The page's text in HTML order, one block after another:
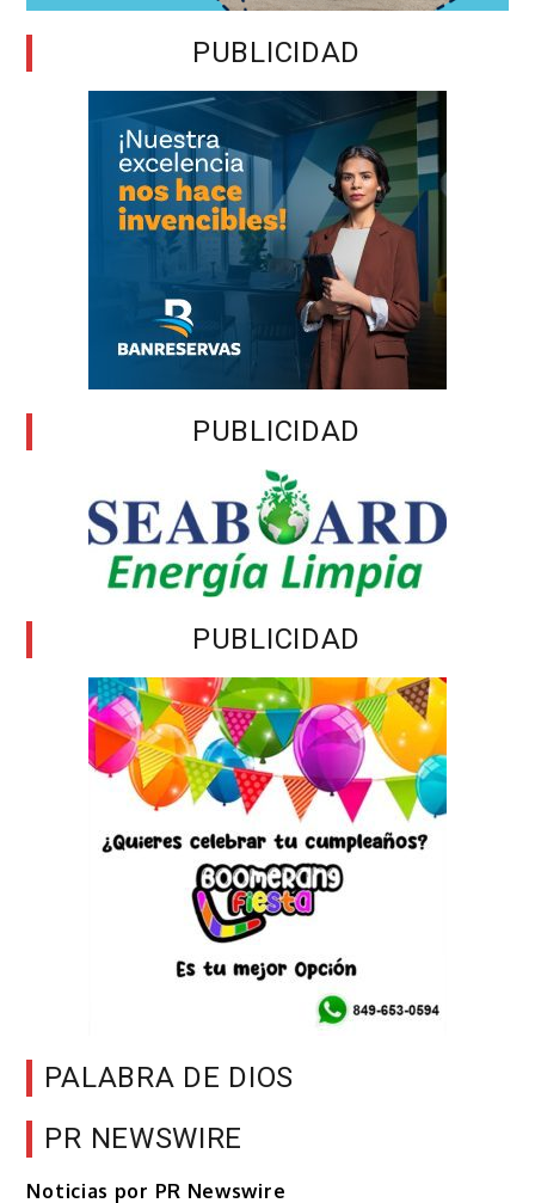
PUBLICIDAD
PUBLICIDAD
PUBLICIDAD
PALABRA DE DIOS
PR NEWSWIRE
Noticias por PR Newswire